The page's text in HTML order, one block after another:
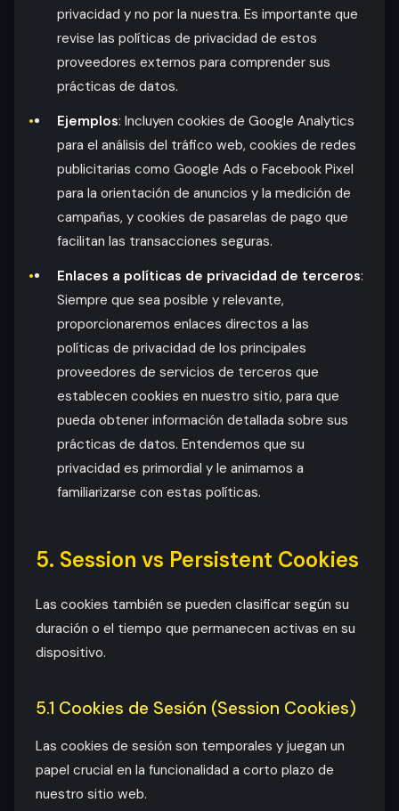
privacidad y no por la nuestra. Es importante que
revise las políticas de privacidad de estos
proveedores externos para comprender sus
prácticas de datos.
Ejemplos: Incluyen cookies de Google Analytics
para el análisis del tráfico web, cookies de redes
publicitarias como Google Ads o Facebook Pixel
para la orientación de anuncios y la medición de
campañas, y cookies de pasarelas de pago que
facilitan las transacciones seguras.
Enlaces a políticas de privacidad de terceros:
Siempre que sea posible y relevante,
proporcionaremos enlaces directos a las
políticas de privacidad de los principales
proveedores de servicios de terceros que
establecen cookies en nuestro sitio, para que
pueda obtener información detallada sobre sus
prácticas de datos. Entendemos que su
privacidad es primordial y le animamos a
familiarizarse con estas políticas.
5. Session vs Persistent Cookies
Las cookies también se pueden clasificar según su
duración o el tiempo que permanecen activas en su
dispositivo.
5.1 Cookies de Sesión (Session Cookies)
Las cookies de sesión son temporales y juegan un
papel crucial en la funcionalidad a corto plazo de
nuestro sitio web.